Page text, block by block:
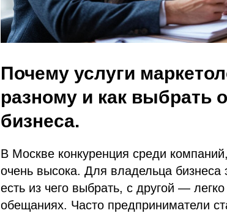
Почему услуги
разному и как выбрать
бизнеса.
В Москве конкуренция среди
очень высока. Для владельца
есть из чего выбрать, с другой —
обещаниях. Часто предприниматели